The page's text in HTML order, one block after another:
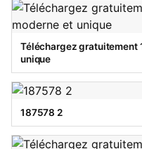
Téléchargez gratuitement
unique
187578 2